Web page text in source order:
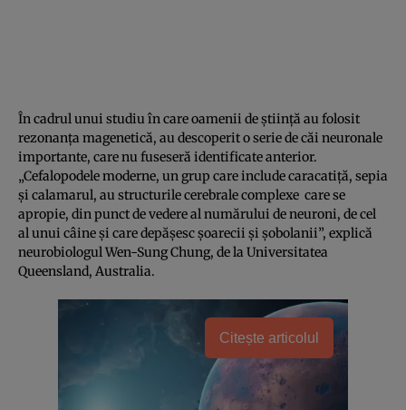
În cadrul unui studiu în care oamenii de ştiinţă au folosit
rezonanţa magenetică, au descoperit o serie de căi neuronale
importante, care nu fuseseră identificate anterior.
„Cefalopodele moderne, un grup care include caracatiţă, sepia
şi calamarul, au structurile cerebrale complexe care se
apropie, din punct de vedere al numărului de neuroni, de cel
al unui câine şi care depăşesc şoarecii şi şobolanii”, explică
neurobiologul Wen-Sung Chung, de la Universitatea
Queensland, Australia.
Citește articolul